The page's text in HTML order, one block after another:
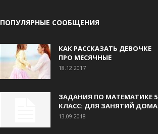
ПОПУЛЯРНЫЕ СООБЩЕНИЯ
КАК РАССКАЗАТЬ ДЕВОЧКЕ
ПРО МЕСЯЧНЫЕ
18.12.2017
ЗАДАНИЯ ПО МАТЕМАТИКЕ 5
КЛАСС: ДЛЯ ЗАНЯТИЙ ДОМА
13.09.2018